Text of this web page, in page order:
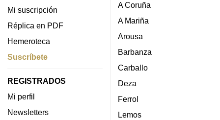
Mi suscripción
Réplica en PDF
Hemeroteca
Suscríbete
REGISTRADOS
Mi perfil
Newsletters
A Coruña
A Mariña
Arousa
Barbanza
Carballo
Deza
Ferrol
Lemos